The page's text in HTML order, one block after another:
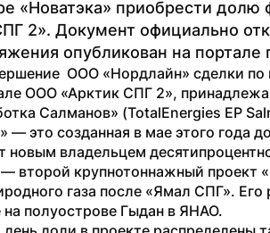
«Новатэка» приобрести долю
2». Документ официально
опубликован на
ООО «Нордлайн» сделки по
ООО «Арктик СПГ 2»,
Салманов» (TotalEnergies EP
— это созданная в мае этого года
новым владельцем
второй крупнотоннажный проект
газа после «Ямал СПГ». Его
полуострове Гыдан в ЯНАО.